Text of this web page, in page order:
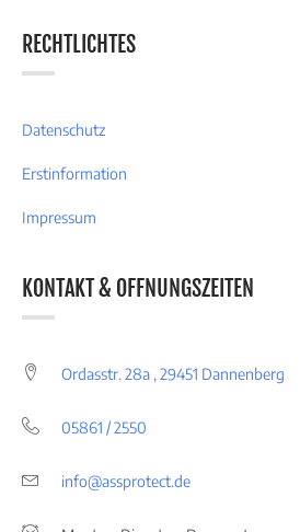
RECHTLICHTES
Datenschutz
Erstinformation
Impressum
KONTAKT & OFFNUNGSZEITEN
Ordasstr. 28a , 29451 Dannenberg
05861 / 2550
info@assprotect.de